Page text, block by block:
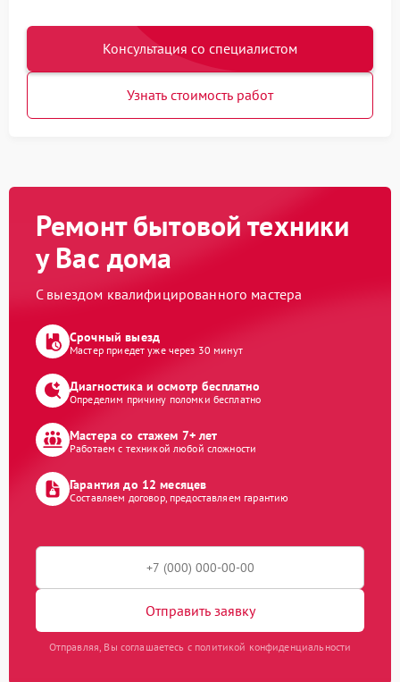
Консультация со специалистом
Узнать стоимость работ
Ремонт бытовой техники
у Вас дома
С выездом квалифицированного мастера
Срочный выезд
Мастер приедет уже через 30 минут
Диагностика и осмотр бесплатно
Определим причину поломки бесплатно
Мастера со стажем 7+ лет
Работаем с техникой любой сложности
Гарантия до 12 месяцев
Составляем договор, предоставляем гарантию
Отправить заявку
Отправляя, Вы соглашаетесь с политикой конфиденциальности